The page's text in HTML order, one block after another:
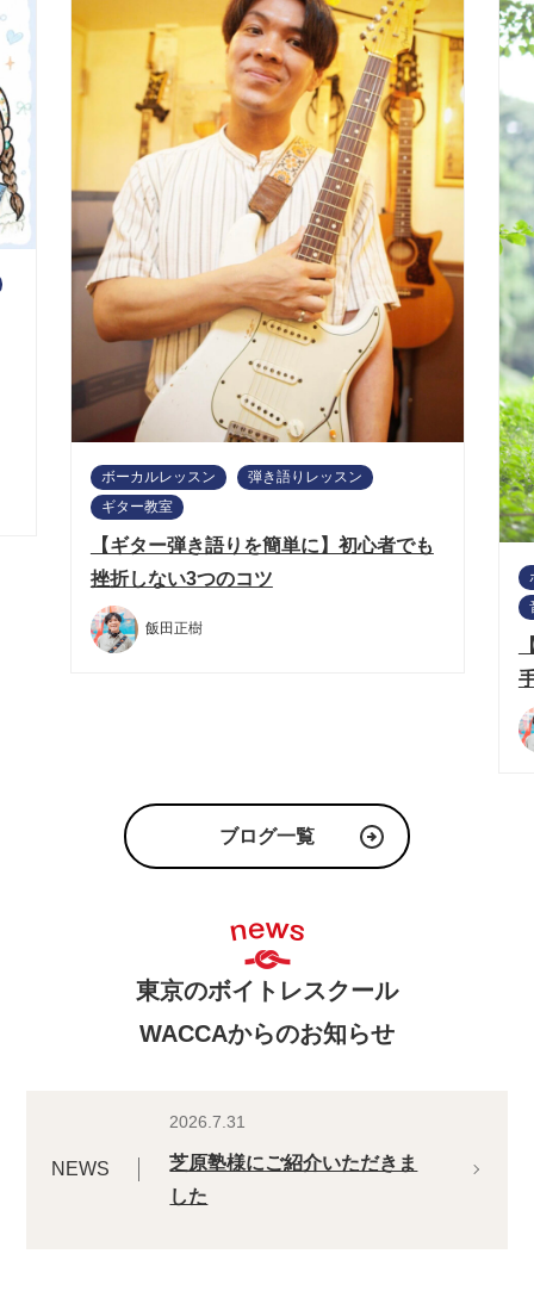
ボーカルレッスン
弾き語りレッスン
ギター教室
【ギター弾き語りを簡単に】初心者でも
挫折しない3つのコツ
飯田正樹
ブログ一覧
東京のボイトレスクール
WACCAからのお知らせ
NEWS
2026.7.31
芝原塾様にご紹介いただきま
した